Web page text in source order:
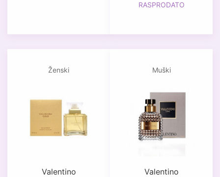
RASPRODATO
Ženski
Valentino
Muški
Valentino